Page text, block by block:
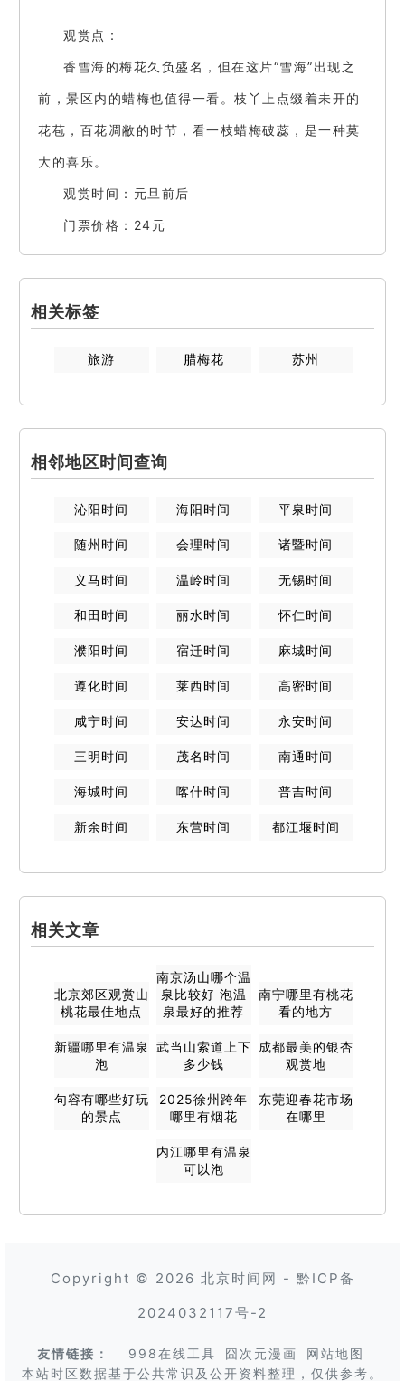
观赏点：
香雪海的梅花久负盛名，但在这片“雪海”出现之
前，景区内的蜡梅也值得一看。枝丫上点缀着未开的
花苞，百花凋敝的时节，看一枝蜡梅破蕊，是一种莫
大的喜乐。
观赏时间：元旦前后
门票价格：24元
相关标签
旅游 腊梅花 苏州
相邻地区时间查询
沁阳时间 海阳时间 平泉 时间
随州时间 会理时间 诸暨时间
义马时间 温岭时间 无锡时间
和田 时间 丽水时间 怀仁时间
濮阳时间 宿迁时间 麻城时间
遵化时间 莱西时间 高密时间
咸宁时间 安达时间 永安时间
三明时间 茂名 时间 南通 时间
海城时间 喀什时间 普吉时间
新余时间 东营时间 都江堰时间
相关文章
北京郊区观赏山
桃花最佳地点
南京汤山哪个温
泉比较好 泡温
泉最好的推荐
南宁哪里有桃花
看的地方
新疆哪里有温泉
泡
武当山索道上下
多少钱
成都最美的银杏
观赏地
句容有哪些好玩
的景点
2025徐州跨年
哪里有烟花
东莞迎春花市场
在哪里
内江哪里有温泉
可以泡
Copyright © 2026 北京时间网 - 黔ICP备
2024032117号-2
友情链接： 998在线工具 囧次元漫画
网站地图
本站时区数据基于公共常识及公开资料整理，仅供参考。